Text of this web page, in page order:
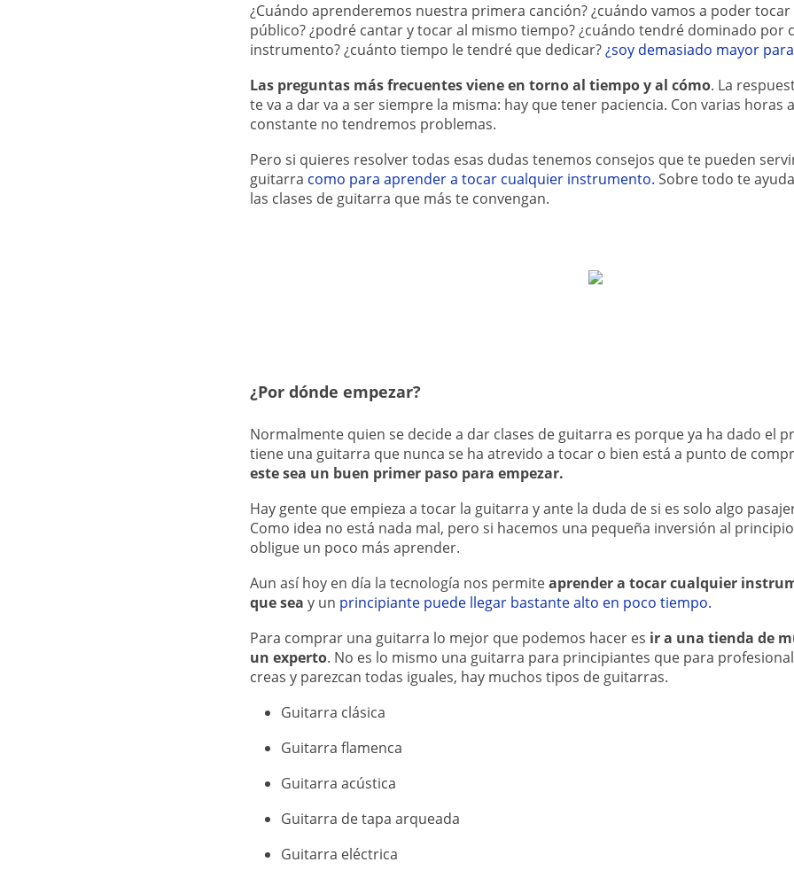
¿Cuándo aprenderemos nuestra primera canción? ¿cuándo vamos a poder
público? ¿podré cantar y tocar al mismo tiempo? ¿cuándo tendré dominado por
instrumento? ¿cuánto tiempo le tendré que dedicar?¿soy demasiado mayor
Las preguntas más frecuentes viene en torno al tiempo y al cómo. La
te va a dar va a ser siempre la misma: hay que tener paciencia. Con varias horas
constante no tendremos problemas.
Pero si quieres resolver todas esas dudas tenemos consejos que te pueden
guitarra como para aprender a tocar cualquier instrumento. Sobre todo te
las clases de guitarra que más te convengan.
¿Por dónde empezar?
Normalmente quien se decide a dar clases de guitarra es porque ya ha dado el
tiene una guitarra que nunca se ha atrevido a tocar o bien está a punto de
este sea un buen primer paso para empezar.
Hay gente que empieza a tocar la guitarra y ante la duda de si es solo algo
Como idea no está nada mal, pero si hacemos una pequeña inversión al
obligue un poco más aprender.
Aun así hoy en día la tecnología nos permiteaprender a tocar cualquier
que sea y un principiante puede llegar bastante alto en poco tiempo.
Para comprar una guitarra lo mejor que podemos hacer es ir a una tienda de
un experto. No es lo mismo una guitarra para principiantes que para
creas y parezcan todas iguales, hay muchos tipos de guitarras.
Guitarra clásica
Guitarra flamenca
Guitarra acústica
Guitarra de tapa arqueada
Guitarra eléctrica